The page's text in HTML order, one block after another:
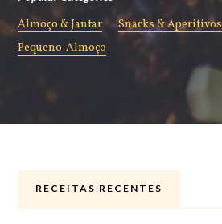
Almoço & Jantar Snacks & Aperitivos
Pequeno-Almoço
RECEITAS RECENTES